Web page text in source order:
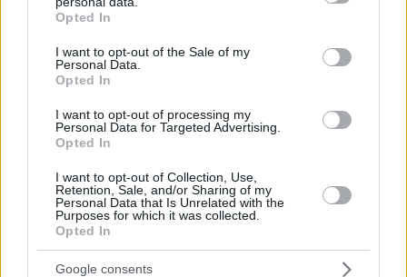
grant or deny consent to Google and its third-party tags to
use your data for below specified purposes in below Google
consent section.
Opted In
I want to opt-out of the Sale of my
Personal Data.
Opted In
I want to opt-out of processing my
Personal Data for Targeted Advertising.
Opted In
I want to opt-out of Collection, Use,
Retention, Sale, and/or Sharing of my
Personal Data that Is Unrelated with the
Purposes for which it was collected.
Opted In
Google consents
Γιατί δεν έσωσα το κουτάβι: Ο
ερευνητής που κατέγραφε τη
συμβίωση του μικρού σκυλιού με
επενέβη, όταν το είδε άρρωστο
06.08.2026, 19:34
Γιώργος Παράσχος: Χαμογελαστός,
δίνει τη μάχη του με τον καρκίνο,
μπήκε στο νοσοκομείο για νέα
θεραπεία